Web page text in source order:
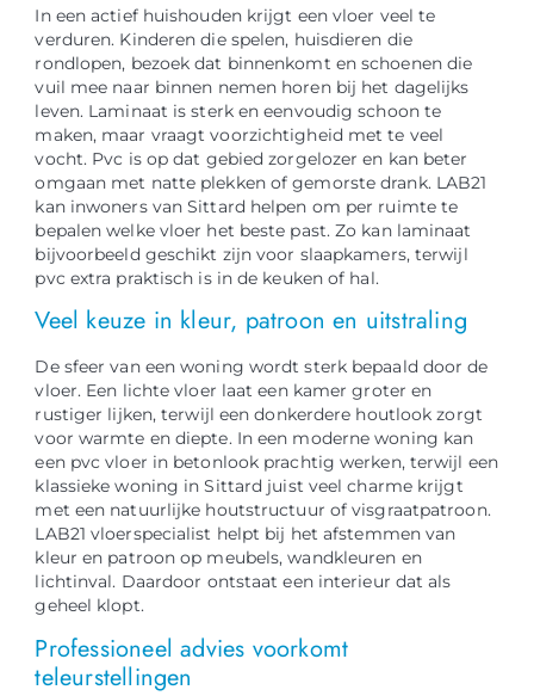
In een actief huishouden krijgt een vloer veel te
verduren. Kinderen die spelen, huisdieren die
rondlopen, bezoek dat binnenkomt en schoenen die
vuil mee naar binnen nemen horen bij het dagelijks
leven. Laminaat is sterk en eenvoudig schoon te
maken, maar vraagt voorzichtigheid met te veel
vocht. Pvc is op dat gebied zorgelozer en kan beter
omgaan met natte plekken of gemorste drank. LAB21
kan inwoners van Sittard helpen om per ruimte te
bepalen welke vloer het beste past. Zo kan laminaat
bijvoorbeeld geschikt zijn voor slaapkamers, terwijl
pvc extra praktisch is in de keuken of hal.
Veel keuze in kleur, patroon en uitstraling
De sfeer van een woning wordt sterk bepaald door de
vloer. Een lichte vloer laat een kamer groter en
rustiger lijken, terwijl een donkerdere houtlook zorgt
voor warmte en diepte. In een moderne woning kan
een pvc vloer in betonlook prachtig werken, terwijl een
klassieke woning in Sittard juist veel charme krijgt
met een natuurlijke houtstructuur of visgraatpatroon.
LAB21 vloerspecialist helpt bij het afstemmen van
kleur en patroon op meubels, wandkleuren en
lichtinval. Daardoor ontstaat een interieur dat als
geheel klopt.
Professioneel advies voorkomt
teleurstellingen